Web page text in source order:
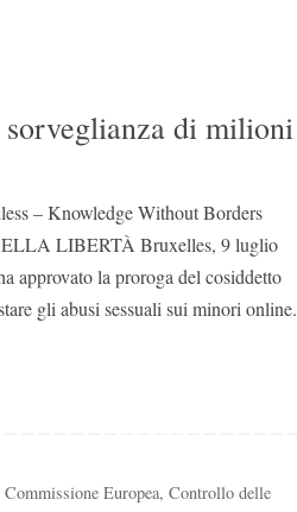
di milioni
– Knowledge Without Borders
LIBERTÀ Bruxelles, 9 luglio
approvato la proroga del cosiddetto
gli abusi sessuali sui minori online.
Commissione Europea,Controllo delle